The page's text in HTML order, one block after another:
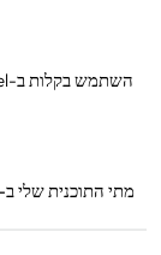
השתמש בקלות ב-eSIM4Travel וקבל תשובות מהירות לשאלות נפוצות!
מתי התוכנית שלי ב-eSIM מתחילה לפעול?